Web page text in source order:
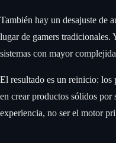
También hay un desajuste de
lugar de gamers tradicionales.
sistemas con mayor
El resultado es un reinicio: los
en crear productos sólidos
experiencia, no ser el motor